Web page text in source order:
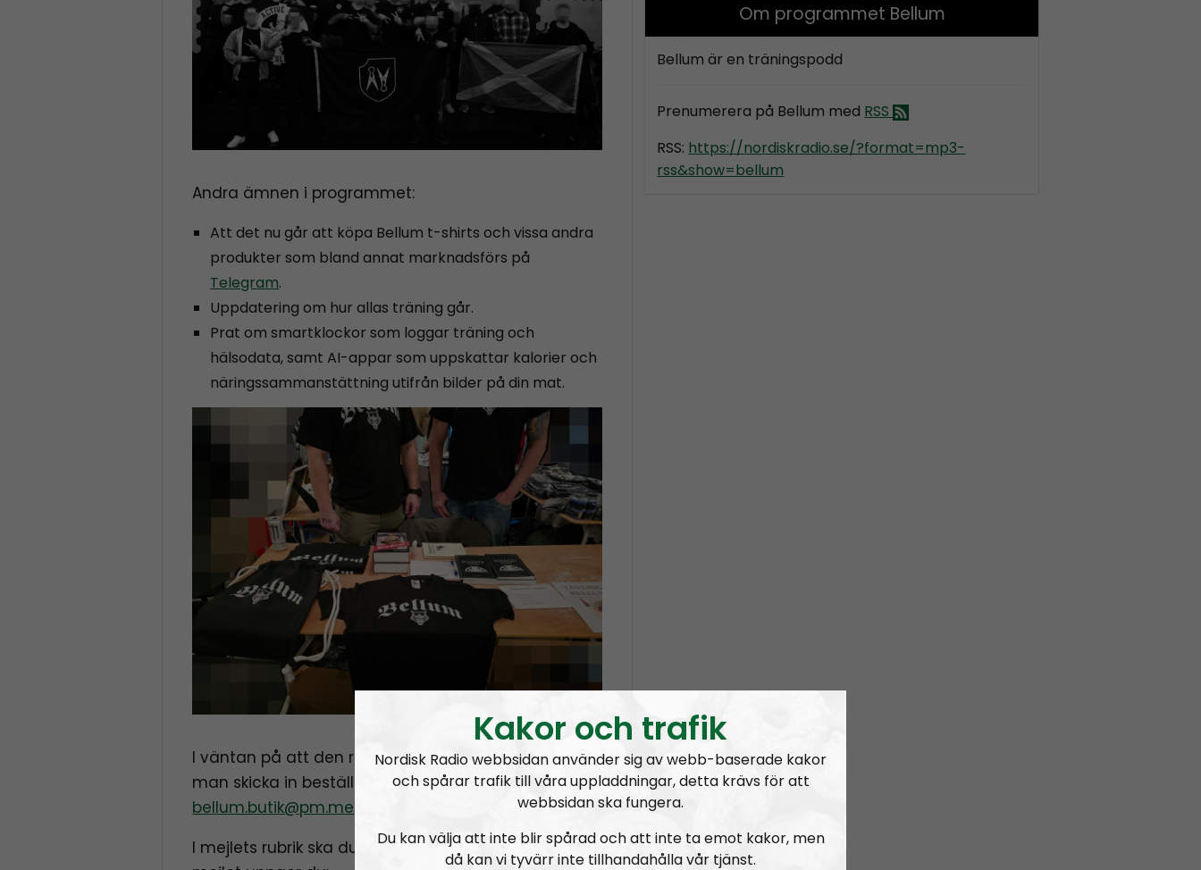
Andra ämnen i programmet:
Att det nu går att köpa Bellum t-shirts och vissa andra
produkter som bland annat marknadsförs på
Telegram.
Uppdatering om hur allas träning går.
Prat om smartklockor som loggar träning och
hälsodata, samt AI-appar som uppskattar kalorier och
näringssammanstättning utifrån bilder på din mat.
I väntan på att den riktiga nätbutiken lanseras kan
man skicka in beställningar av Bellum-produkter till:
bellum.butik@pm.me
I mejlets rubrik ska du skriva “Bellum” och i själva
Om programmet Bellum
Bellum är en träningspodd
Prenumerera på Bellum med RSS
RSS: https://nordiskradio.se/?format=mp3-
rss&show=bellum
Kakor och trafik
Nordisk Radio webbsidan använder sig av webb-baserade kakor
och spårar trafik till våra uppladdningar, detta krävs för att
webbsidan ska fungera.
Du kan välja att inte blir spårad och att inte ta emot kakor, men
då kan vi tyvärr inte tillhandahålla vår tjänst.